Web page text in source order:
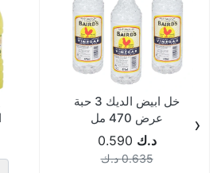
خل ابيض الديك 3 حبة
عرض 470 مل
د.ك 0.590
0.635د.ك
‹